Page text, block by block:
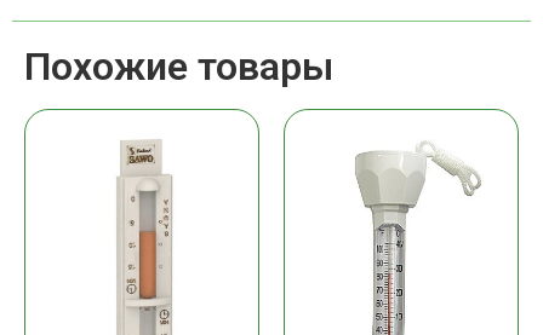
Похожие товары